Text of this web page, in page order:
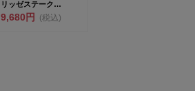
リッゼステーク
38cm 8本セット
9,680円 (税込)